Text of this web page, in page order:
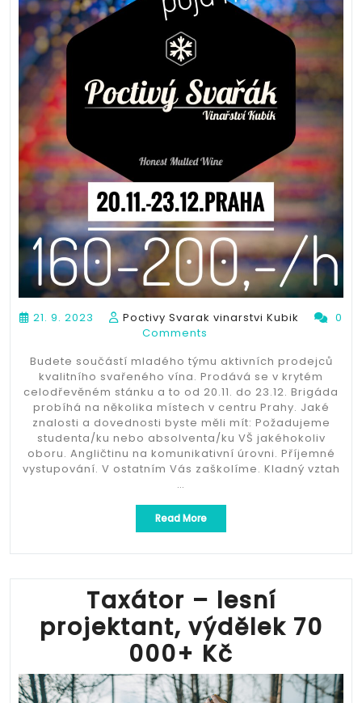
21. 9. 2023 Poctivy Svarak vinarstvi Kubik
0
Comments
Budete součástí mladého týmu aktivních prodejců
kvalitního svařeného vína. Prodává se v krytém
celodřevěném stánku a to od 20.11. do 23.12. Brigáda
probíhá na několika místech v centru Prahy. Jaké
znalosti a dovednosti byste měli mít: Požadujeme
studenta/ku nebo absolventa/ku VŠ jakéhokoliv
oboru. Angličtinu na komunikativní úrovni. Příjemné
vystupování. V ostatním Vás zaškolíme. Kladný vztah
…
Read More„160-
200/h
Svařáku
od
vinařství
Kubík“
Taxátor – lesní
projektant, výdělek 70
000+ Kč